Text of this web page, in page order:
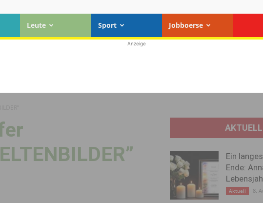
Leute Sport Jobboerse
Anzeige
Ein
Ende:
Aktuell 8.